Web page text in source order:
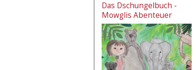
Das Dschungelbuch -
Mowglis Abenteuer